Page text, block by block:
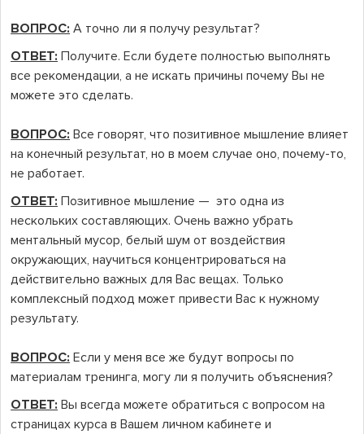
ВОПРОС: А точно ли я получу результат?
ОТВЕТ: Получите. Если будете полностью выполнять
все рекомендации, а не искать причины почему Вы не
можете это сделать.
ВОПРОС: Все говорят, что позитивное мышление влияет
на конечный результат, но в моем случае оно, почему-то,
не работает.
ОТВЕТ: Позитивное мышление — это одна из
нескольких составляющих. Очень важно убрать
ментальный мусор, белый шум от воздействия
окружающих, научиться концентрироваться на
действительно важных для Вас вещах. Только
комплексный подход может привести Вас к нужному
результату.
ВОПРОС: Если у меня все же будут вопросы по
материалам тренинга, могу ли я получить объяснения?
ОТВЕТ: Вы всегда можете обратиться с вопросом на
страницах курса в Вашем личном кабинете и